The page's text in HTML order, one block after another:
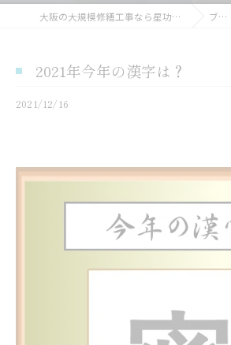
大阪の大規模修繕工事なら星功株式会社 ブログ
2021年今年の漢字は？
2021/12/16